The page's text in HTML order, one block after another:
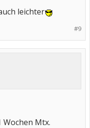
leichter
#9
Mtx.